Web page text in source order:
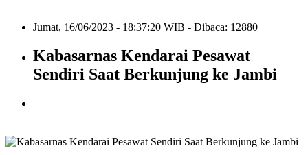
Jumat, 16/06/2023 - 18:37:20 WIB - Dibaca: 12880
Kabasarnas Kendarai Pesawat
Sendiri Saat Berkunjung ke Jambi